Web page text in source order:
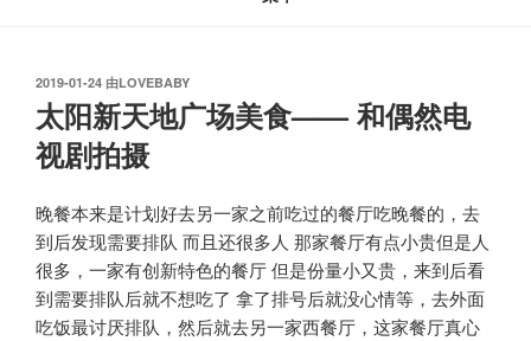
发
于
2019-01-24 由LOVEBABY
太阳新天地广场美食—— 和偶然电
视剧拍摄
晚餐本来是计划好去另一家之前吃过的餐厅吃晚餐的，去
到后发现需要排队 而且还很多人 那家餐厅有点小贵但是人
很多，一家有创新特色的餐厅 但是份量小又贵，来到后看
到需要排队后就不想吃了 拿了排号后就没心情等，去外面
吃饭最讨厌排队，然后就去另一家西餐厅，这家餐厅真心